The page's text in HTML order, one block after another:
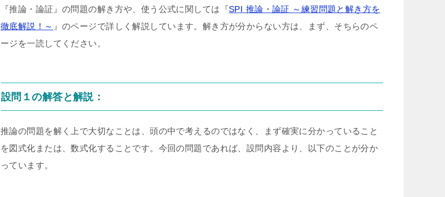
『推論・論証』の問題の解き方や、使う公式に関しては『SPI 推論・論証 ～練習問題と解き方を
徹底解説！～ 』のページで詳しく解説しています。解き方が分からない方は、まず、そちらのペ
ージを一読してください。
設問１の解答と解説：
推論の問題を解く上で大切なことは、頭の中で考えるのではなく、まず確実に分かっていること
を図式化または、数式化することです。今回の問題であれば、設問内容より、以下のことが分か
っています。